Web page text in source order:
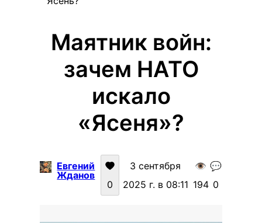
Маятник войн:
зачем НАТО
искало
«Ясеня»?
Евгений
Жданов
0
3 сентября
2025 г. в 08:11
👁️
194
💬
0